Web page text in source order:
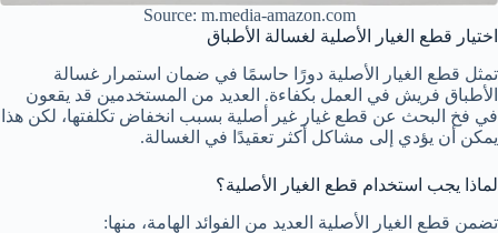
Source: m.media-amazon.com
اختيار قطع الغيار الأصلية لغسالة الأطباق
تمثل قطع الغيار الأصلية دورًا حاسمًا في ضمان استمرار غسالة
الأطباق فريش في العمل بكفاءة. العديد من المستخدمين قد يقعون
في فخ البحث عن قطع غيار غير أصلية بسبب انخفاض تكلفتها، لكن هذا
يمكن أن يؤدي إلى مشاكل أكثر تعقيدًا في الغسالة.
لماذا يجب استخدام قطع الغيار الأصلية؟
تضمن قطع الغيار الأصلية العديد من الفوائد الهامة، منها: